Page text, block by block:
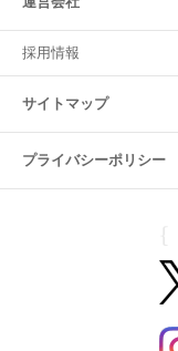
採用情報
サイトマップ
プライバシーポリシー